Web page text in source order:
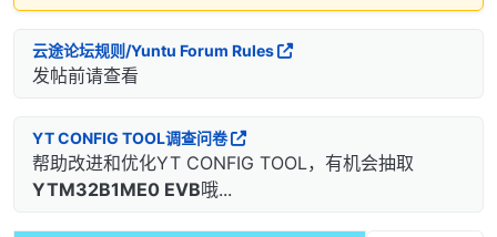
云途论坛规则/Yuntu Forum Rules
发帖前请查看
YT CONFIG TOOL调查问卷
帮助改进和优化YT CONFIG TOOL，有机会抽取
YTM32B1ME0 EVB哦...